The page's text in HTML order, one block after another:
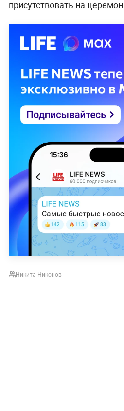
присутствовать на
Никита Никонов